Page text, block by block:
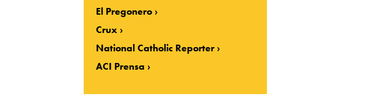
El Pregonero
Crux
National Catholic Reporter
ACI Prensa